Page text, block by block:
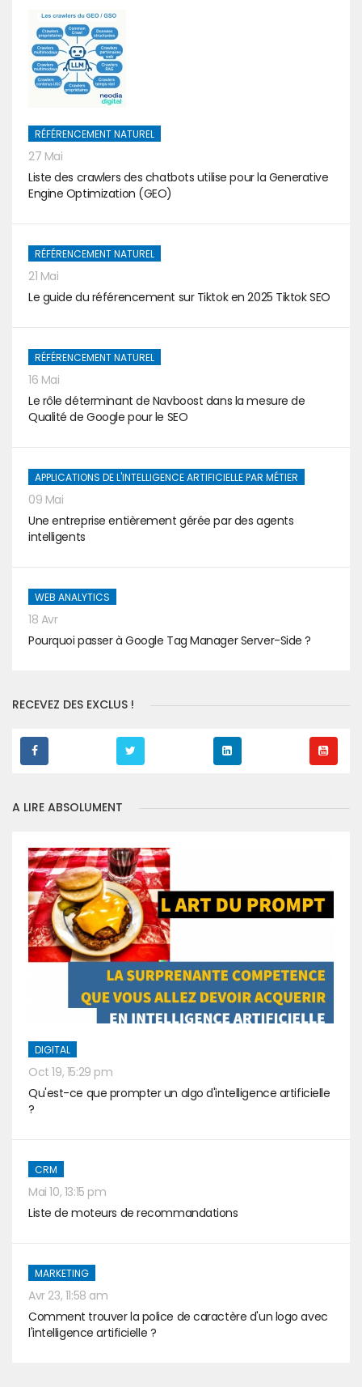
RÉFÉRENCEMENT NATUREL
27 Mai
Liste des crawlers des chatbots utilise pour la Generative
Engine Optimization (GEO)
RÉFÉRENCEMENT NATUREL
21 Mai
Le guide du référencement sur Tiktok en 2025 Tiktok SEO
RÉFÉRENCEMENT NATUREL
16 Mai
Le rôle déterminant de Navboost dans la mesure de
Qualité de Google pour le SEO
APPLICATIONS DE L'INTELLIGENCE ARTIFICIELLE PAR MÉTIER
09 Mai
Une entreprise entièrement gérée par des agents
intelligents
WEB ANALYTICS
18 Avr
Pourquoi passer à Google Tag Manager Server-Side ?
RECEVEZ DES EXCLUS !
A LIRE ABSOLUMENT
DIGITAL
Oct 19, 15:29 pm
Qu'est-ce que prompter un algo d'intelligence artificielle
?
CRM
Mai 10, 13:15 pm
Liste de moteurs de recommandations
MARKETING
Avr 23, 11:58 am
Comment trouver la police de caractère d'un logo avec
l'intelligence artificielle ?